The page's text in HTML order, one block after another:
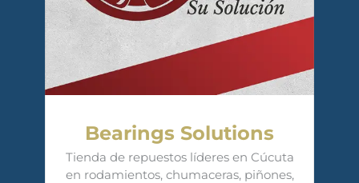
Bearings Solutions
Tienda de repuestos líderes en Cúcuta
en rodamientos, chumaceras, piñones,